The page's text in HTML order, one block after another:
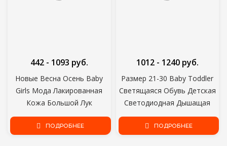
Новые Весна Осень Baby
Girls Мода Лакированная
Кожа Большой Лук
Принцесса Партия Danc
Обувь Сплошной Цвет
442 - 1093 руб.
ПОДРОБНЕЕ
Размер 21-30 Baby Toddler
Светящаяся Обувь Детская
Светодиодная Дышащая
Обувь Мальчики Светящиеся
Кроссовки Девочки
1012 - 1240 руб.
ПОДРОБНЕЕ